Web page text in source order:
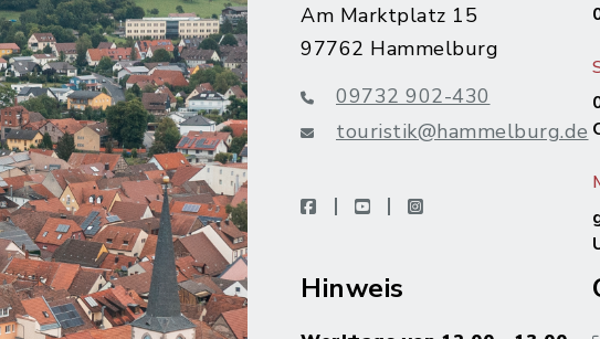
Am Marktplatz 15
97762 Hammelburg
09732 902-430
touristik@hammelburg.de
facebookyoutubeinstagram
Hinweis